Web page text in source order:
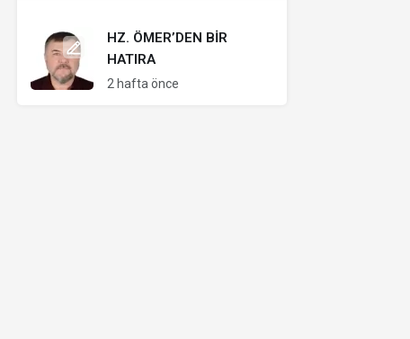
HZ. ÖMER’DEN BIR
HATIRA
2 hafta önce